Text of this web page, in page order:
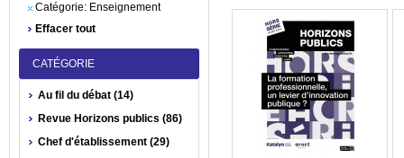
Catégorie: Enseignement
Effacer tout
CATÉGORIE
Au fil du débat (14)
Revue Horizons publics (86)
Chef d'établissement (29)